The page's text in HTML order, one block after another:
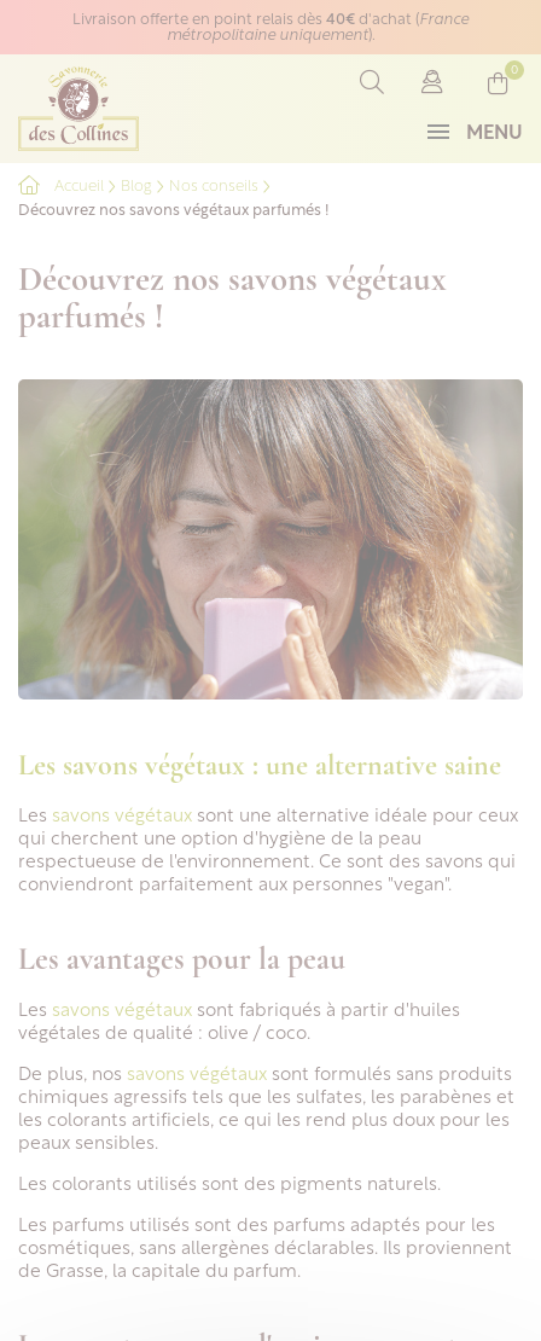
Panneau de gestion des cookies
Livraison offerte en point relais dès 40€ d'achat (France
métropolitaine uniquement).
MENU
0
Accueil Blog
Nos conseils
Découvrez nos savons végétaux parfumés !
Découvrez nos savons végétaux
parfumés !
Les savons végétaux : une alternative saine
Les savons végétaux sont une alternative idéale pour ceux
qui cherchent une option d'hygiène de la peau
respectueuse de l'environnement. Ce sont des savons qui
conviendront parfaitement aux personnes "vegan".
Les avantages pour la peau
Les savons végétaux sont fabriqués à partir d'huiles
végétales de qualité : olive / coco.
De plus, nos savons végétaux sont formulés sans produits
chimiques agressifs tels que les sulfates, les parabènes et
les colorants artificiels, ce qui les rend plus doux pour les
peaux sensibles.
Les colorants utilisés sont des pigments naturels.
Les parfums utilisés sont des parfums adaptés pour les
cosmétiques, sans allergènes déclarables. Ils proviennent
de Grasse, la capitale du parfum.